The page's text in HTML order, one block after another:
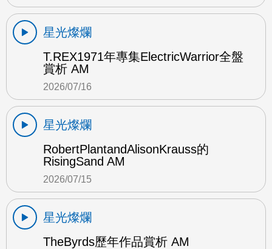
星光燦爛
T.REX1971年專集ElectricWarrior全盤
賞析 AM
2026/07/16
星光燦爛
RobertPlantandAlisonKrauss的
RisingSand AM
2026/07/15
星光燦爛
TheByrds歷年作品賞析 AM